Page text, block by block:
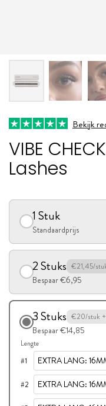
Bekijk
VIBE
Lashes
1 Stuk
Standaardprijs
2 Stuks €21,45/
Bespaar €6,95
3 Stuks €20/stuk +
Bespaar €14,85
Lengte
#1
#2